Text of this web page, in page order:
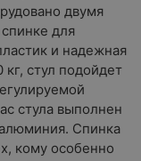
двумя
для
и надежная
стул подойдет
стула выполнен
Спинка
кому особенно